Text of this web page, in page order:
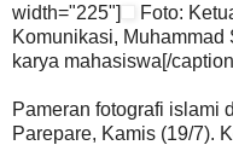
width="225"]
Foto:
Komunikasi,
karya mahasiswa[/
Pameran fotografi islami
Parepare, Kamis (19/7).